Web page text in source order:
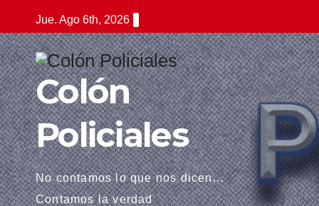
al
contenido
Jue. Ago 6th, 2026
Colón
Policiales
No contamos lo que nos dicen...
Contamos la verdad